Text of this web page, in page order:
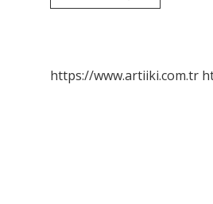
Şekeri
https://www.artiiki.com.tr